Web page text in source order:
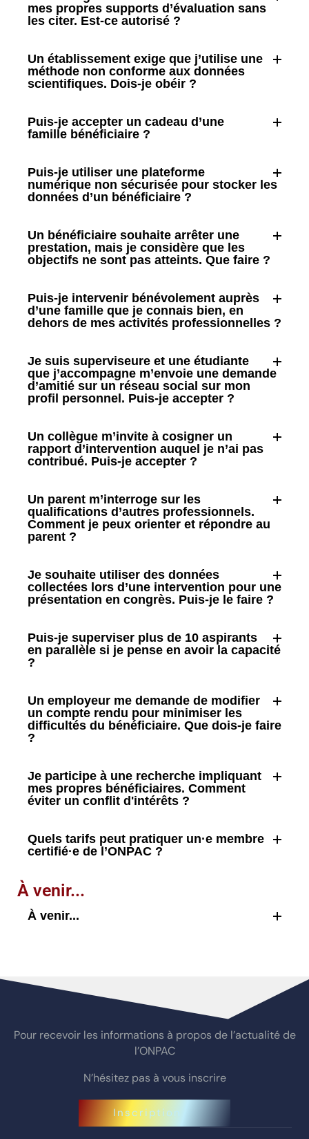
mes propres supports d’évaluation sans
les citer. Est-ce autorisé ?
Un établissement exige que j’utilise une
méthode non conforme aux données
scientifiques. Dois-je obéir ?
Puis-je accepter un cadeau d’une
famille bénéficiaire ?
Puis-je utiliser une plateforme
numérique non sécurisée pour stocker les
données d’un bénéficiaire ?
Un bénéficiaire souhaite arrêter une
prestation, mais je considère que les
objectifs ne sont pas atteints. Que faire ?
Puis-je intervenir bénévolement auprès
d’une famille que je connais bien, en
dehors de mes activités professionnelles ?
Je suis superviseure et une étudiante
que j’accompagne m’envoie une demande
d’amitié sur un réseau social sur mon
profil personnel. Puis-je accepter ?
Un collègue m’invite à cosigner un
rapport d’intervention auquel je n’ai pas
contribué. Puis-je accepter ?
Un parent m’interroge sur les
qualifications d’autres professionnels.
Comment je peux orienter et répondre au
parent ?
Je souhaite utiliser des données
collectées lors d’une intervention pour une
présentation en congrès. Puis-je le faire ?
Puis-je superviser plus de 10 aspirants
en parallèle si je pense en avoir la capacité
?
Un employeur me demande de modifier
un compte rendu pour minimiser les
difficultés du bénéficiaire. Que dois-je faire
?
Je participe à une recherche impliquant
mes propres bénéficiaires. Comment
éviter un conflit d'intérêts ?
Quels tarifs peut pratiquer un·e membre
certifié·e de l’ONPAC ?
À venir...
À venir...
Pour recevoir les informations à propos de l’actualité de
l’ONPAC
N’hésitez pas à vous inscrire
Inscription